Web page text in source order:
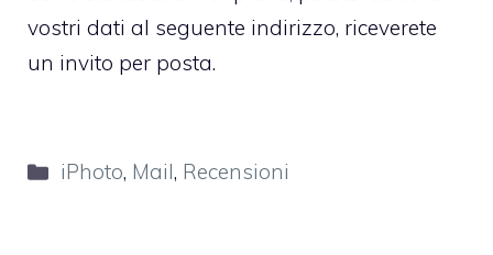
vostri dati al seguente indirizzo, riceverete
un invito per posta.
Categorie
iPhoto, Mail, Recensioni